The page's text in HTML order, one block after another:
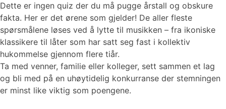
Dette er ingen quiz der du må pugge årstall og obskure
fakta. Her er det ørene som gjelder! De aller fleste
spørsmålene løses ved å lytte til musikken – fra ikoniske
klassikere til låter som har satt seg fast i kollektiv
hukommelse gjennom flere tiår.
Ta med venner, familie eller kolleger, sett sammen et lag
og bli med på en uhøytidelig konkurranse der stemningen
er minst like viktig som poengene.